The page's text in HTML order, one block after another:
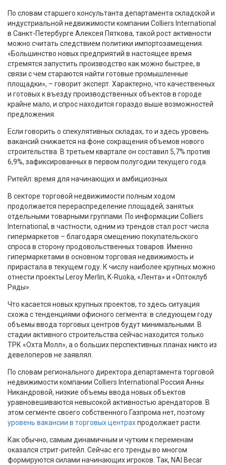
По словам старшего консультанта департамента складской и
индустриальной недвижимости компании Colliers International
в Санкт-Петербурге Алексея Пяткова, такой рост активности
можно считать следствием политики импортозамещения.
«Большинство новых предприятий в настоящее время
стремятся запустить производство как можно быстрее, в
связи с чем стараются найти готовые промышленные
площадки», – говорит эксперт. Характерно, что качественных
и готовых к въезду производственных объектов в городе
крайне мало, и спрос находится гораздо выше возможностей
предложения.
Если говорить о спекулятивных складах, то и здесь уровень
вакансий снижается на фоне сокращения объемов нового
строительства. В третьем квартале он составил 5,7% против
6,9%, зафиксированных в первом полугодии текущего года.
Ритейл: время для начинающих и амбициозных
В секторе торговой недвижимости полным ходом
продолжается перераспределение площадей, занятых
отдельными товарными группами. По информации Colliers
International, в частности, одним из трендов стал рост числа
гипермаркетов – благодаря смещению покупательского
спроса в сторону продовольственных товаров. Именно
гипермаркетами в основном торговая недвижимость и
прирастала в текущем году. К числу наиболее крупных можно
отнести проекты Leroy Merlin, K-Ruoka, «Лента» и «Оптоклуб
Ряды».
Что касается новых крупных проектов, то здесь ситуация
схожа с тенденциями офисного сегмента: в следующем году
объемы ввода торговых центров будут минимальными. В
стадии активного строительства сейчас находится только
ТРК «Охта Молл», а о больших перспективных планах никто из
девелоперов не заявлял.
По словам регионального директора департамента торговой
недвижимости компании Colliers International Россия Анны
Никандровой, низкие объемы ввода новых объектов
уравновешиваются невысокой активностью арендаторов. В
этом сегменте своего собственного Газпрома нет, поэтому
уровень вакансии в торговых центрахпродолжает расти.
Как обычно, самым динамичным и чутким к переменам
оказался стрит-ритейл. Сейчас его тренды во многом
формируются силами начинающих игроков. Так, NAI Becar